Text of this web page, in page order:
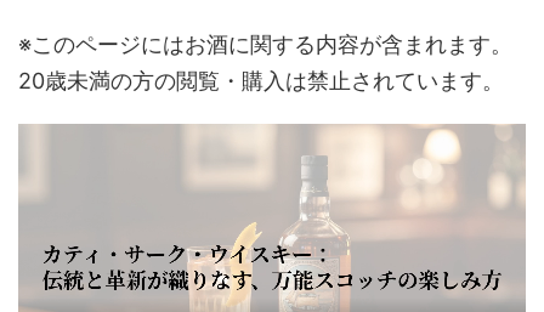
※このページにはお酒に関する内容が含まれます。
20歳未満の方の閲覧・購入は禁止されています。